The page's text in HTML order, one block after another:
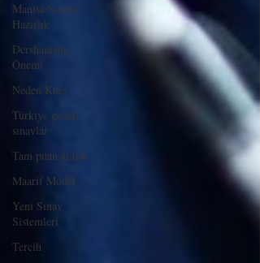
Manisa Sınava
Hazırlık
Dershanenin
Önemi
Neden Kurs
Türkiye geneli
sınavlar
Tam puan almak
Maarif Model
Yeni Sınav
Sistemleri
Tercih